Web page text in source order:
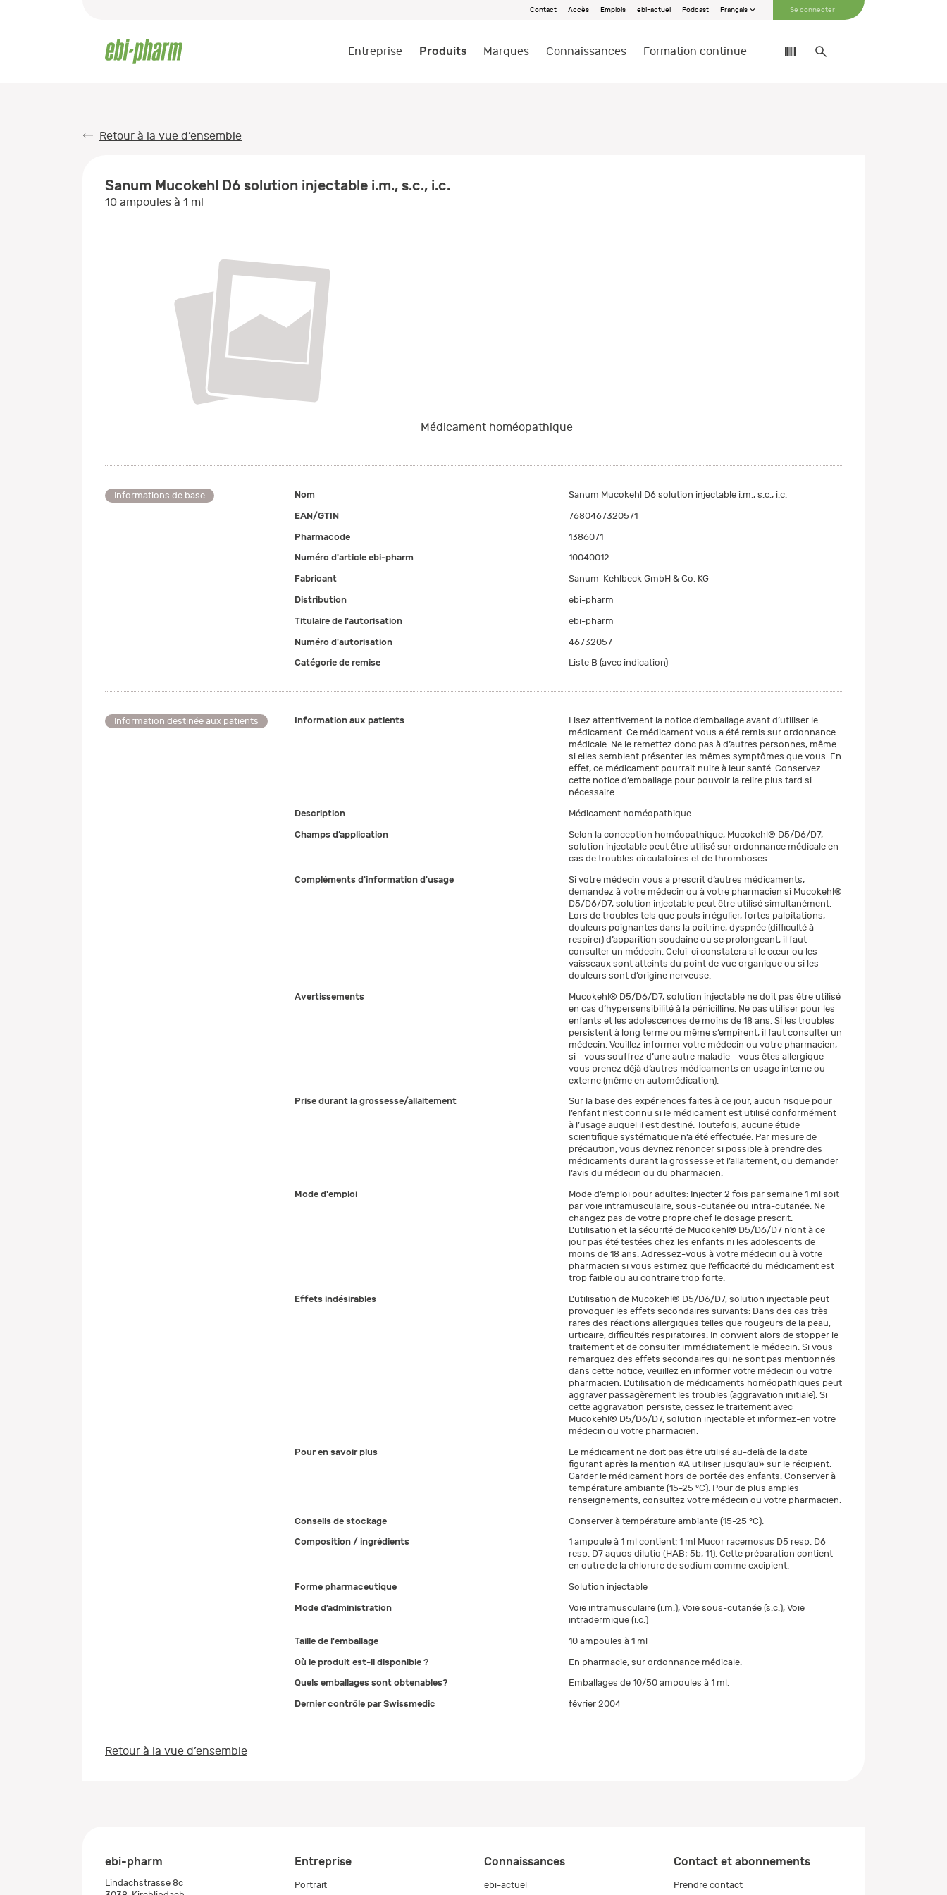
Contact Accès Emplois ebi-actuel Podcast Français Se connecter
Entreprise Produits Marques Connaissances Formation continue
Retour à la vue d’ensemble
Sanum Mucokehl D6 solution injectable i.m., s.c., i.c.
10 ampoules à 1 ml
Médicament homéopathique
Informations de base Nom
Sanum Mucokehl D6 solution injectable i.m., s.c., i.c.
EAN/GTIN
7680467320571
Pharmacode
1386071
Numéro d'article ebi-pharm
10040012
Fabricant
Sanum-Kehlbeck GmbH & Co. KG
Distribution
ebi-pharm
Titulaire de l'autorisation
ebi-pharm
Numéro d'autorisation
46732057
Catégorie de remise
Liste B (avec indication)
Information destinée aux patients Information aux patients
Lisez attentivement la notice d’emballage avant d’utiliser le
médicament. Ce médicament vous a été remis sur ordonnance
médicale. Ne le remettez donc pas à d’autres personnes, même
si elles semblent présenter les mêmes symptômes que vous. En
effet, ce médicament pourrait nuire à leur santé. Conservez
cette notice d’emballage pour pouvoir la relire plus tard si
nécessaire.
Description
Médicament homéopathique
Champs d’application
Selon la conception homéopathique, Mucokehl® D5/D6/D7,
solution injectable peut être utilisé sur ordonnance médicale en
cas de troubles circulatoires et de thromboses.
Compléments d'information d'usage
Si votre médecin vous a prescrit d’autres médicaments,
demandez à votre médecin ou à votre pharmacien si Mucokehl®
D5/D6/D7, solution injectable peut être utilisé simultanément.
Lors de troubles tels que pouls irrégulier, fortes palpitations,
douleurs poignantes dans la poitrine, dyspnée (difficulté à
respirer) d’apparition soudaine ou se prolongeant, il faut
consulter un médecin. Celui-ci constatera si le cœur ou les
vaisseaux sont atteints du point de vue organique ou si les
douleurs sont d’origine nerveuse.
Avertissements
Mucokehl® D5/D6/D7, solution injectable ne doit pas être utilisé
en cas d’hypersensibilité à la pénicilline. Ne pas utiliser pour les
enfants et les adolescences de moins de 18 ans. Si les troubles
persistent à long terme ou même s’empirent, il faut consulter un
médecin. Veuillez informer votre médecin ou votre pharmacien,
si - vous souffrez d’une autre maladie - vous êtes allergique -
vous prenez déjà d’autres médicaments en usage interne ou
externe (même en automédication).
Prise durant la grossesse/allaitement
Sur la base des expériences faites à ce jour, aucun risque pour
l’enfant n’est connu si le médicament est utilisé conformément
à l’usage auquel il est destiné. Toutefois, aucune étude
scientifique systématique n’a été effectuée. Par mesure de
précaution, vous devriez renoncer si possible à prendre des
médicaments durant la grossesse et l’allaitement, ou demander
l’avis du médecin ou du pharmacien.
Mode d'emploi
Mode d’emploi pour adultes: Injecter 2 fois par semaine 1 ml soit
par voie intramusculaire, sous-cutanée ou intra-cutanée. Ne
changez pas de votre propre chef le dosage prescrit.
L’utilisation et la sécurité de Mucokehl® D5/D6/D7 n’ont à ce
jour pas été testées chez les enfants ni les adolescents de
moins de 18 ans. Adressez-vous à votre médecin ou à votre
pharmacien si vous estimez que l’efficacité du médicament est
trop faible ou au contraire trop forte.
Effets indésirables
L’utilisation de Mucokehl® D5/D6/D7, solution injectable peut
provoquer les effets secondaires suivants: Dans des cas très
rares des réactions allergiques telles que rougeurs de la peau,
urticaire, difficultés respiratoires. In convient alors de stopper le
traitement et de consulter immédiatement le médecin. Si vous
remarquez des effets secondaires qui ne sont pas mentionnés
dans cette notice, veuillez en informer votre médecin ou votre
pharmacien. L’utilisation de médicaments homéopathiques peut
aggraver passagèrement les troubles (aggravation initiale). Si
cette aggravation persiste, cessez le traitement avec
Mucokehl® D5/D6/D7, solution injectable et informez-en votre
médecin ou votre pharmacien.
Pour en savoir plus
Le médicament ne doit pas être utilisé au-delà de la date
figurant après la mention «A utiliser jusqu’au» sur le récipient.
Garder le médicament hors de portée des enfants. Conserver à
température ambiante (15-25 °C). Pour de plus amples
renseignements, consultez votre médecin ou votre pharmacien.
Conseils de stockage
Conserver à température ambiante (15-25 °C).
Composition / ingrédients
1 ampoule à 1 ml contient: 1 ml Mucor racemosus D5 resp. D6
resp. D7 aquos dilutio (HAB; 5b, 11). Cette préparation contient
en outre de la chlorure de sodium comme excipient.
Forme pharmaceutique
Solution injectable
Mode d’administration
Voie intramusculaire (i.m.), Voie sous-cutanée (s.c.), Voie
intradermique (i.c.)
Taille de l'emballage
10 ampoules à 1 ml
Où le produit est-il disponible ?
En pharmacie, sur ordonnance médicale.
Quels emballages sont obtenables?
Emballages de 10/50 ampoules à 1 ml.
Dernier contrôle par Swissmedic
février 2004
Retour à la vue d’ensemble
ebi-pharm
Lindachstrasse 8c
Entreprise
Portrait
Connaissances
ebi-actuel
Contact et abonnements
Prendre contact